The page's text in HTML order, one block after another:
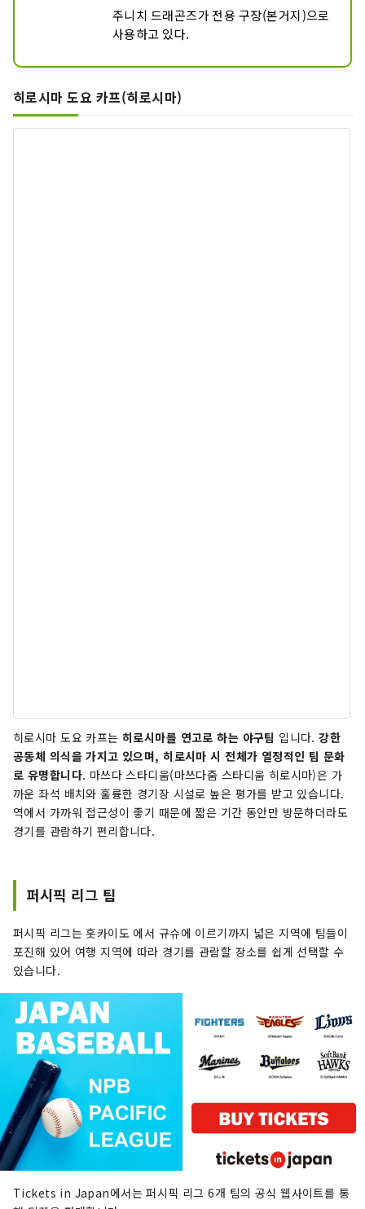
주니치 드래곤즈가 전용 구장(본거지)으로
사용하고 있다.
히로시마 도요 카프(히로시마)
히로시마 도요 카프는히로시마를 연고로 하는 야구팀 입니다.강한
공동체 의식을 가지고 있으며, 히로시마 시 전체가 열정적인 팀 문화
로 유명합니다. 마쓰다 스타디움(마쓰다줌 스타디움 히로시마)은 가
까운 좌석 배치와 훌륭한 경기장 시설로 높은 평가를 받고 있습니다.
역에서 가까워 접근성이 좋기 때문에 짧은 기간 동안만 방문하더라도
경기를 관람하기 편리합니다.
퍼시픽 리그 팀
퍼시픽 리그는 홋카이도 에서 규슈에 이르기까지 넓은 지역에 팀들이
포진해 있어 여행 지역에 따라 경기를 관람할 장소를 쉽게 선택할 수
있습니다.
Tickets in Japan에서는 퍼시픽 리그 6개 팀의 공식 웹사이트를 통